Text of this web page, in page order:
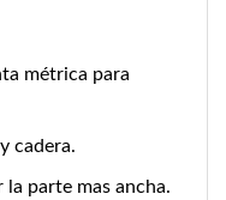
métrica para
cadera.
la parte mas ancha.